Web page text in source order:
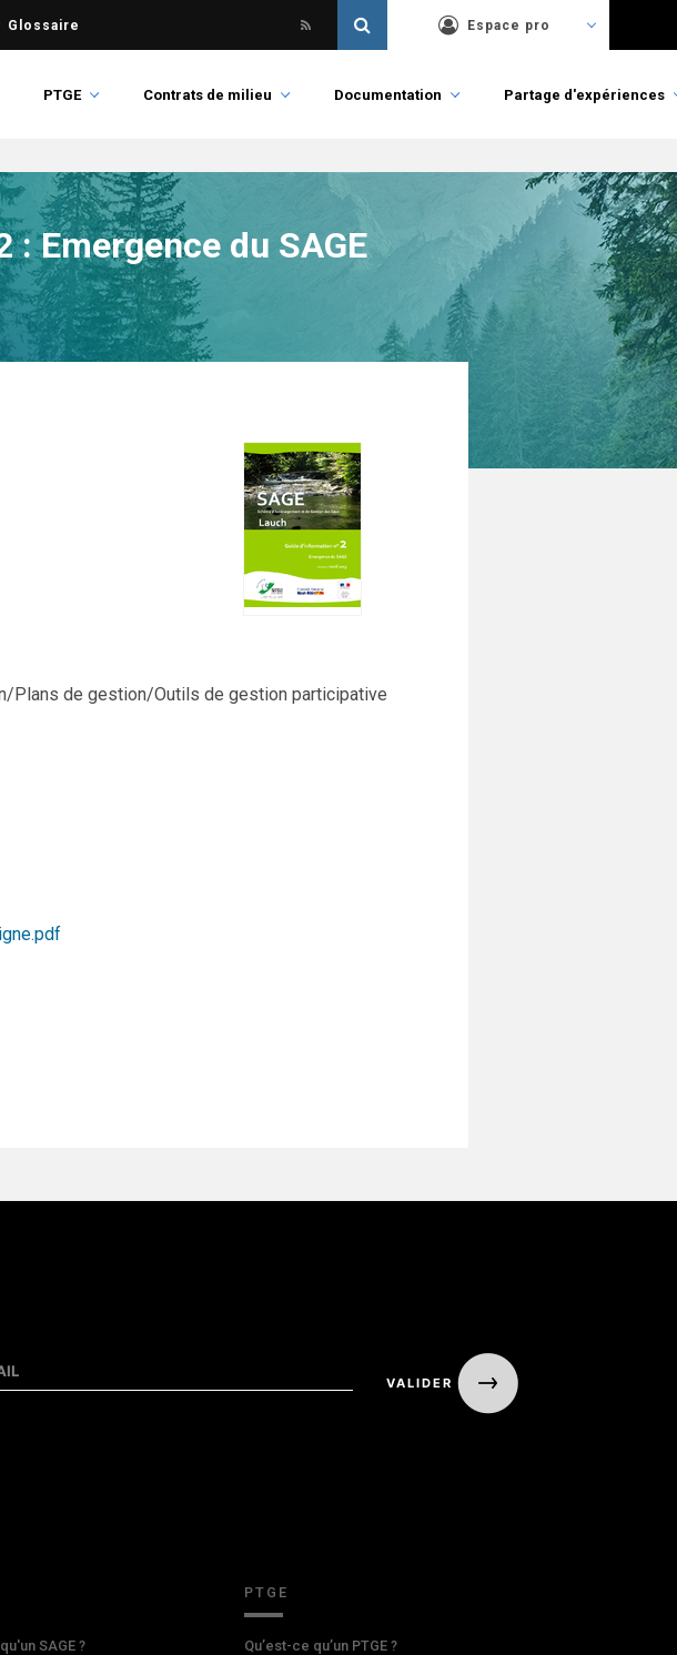
Glossaire Espace pro
PTGE Contrats de milieu Documentation Partage d'expériences
: Emergence du SAGE
Plans de gestion/Outils de gestion participative
SAGE ?
PTGE
Qu’est-ce qu’un PTGE ?